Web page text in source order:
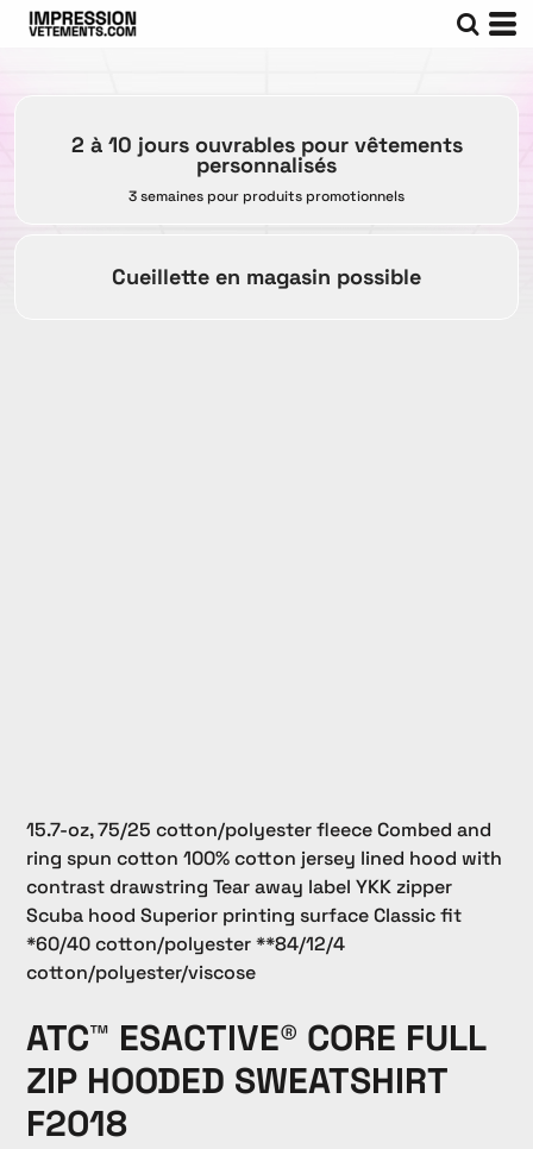
2 à 10 jours ouvrables pour vêtements
personnalisés
3 semaines pour produits promotionnels
Cueillette en magasin possible
15.7-oz, 75/25 cotton/polyester fleece Combed and
ring spun cotton 100% cotton jersey lined hood with
contrast drawstring Tear away label YKK zipper
Scuba hood Superior printing surface Classic fit
*60/40 cotton/polyester **84/12/4
cotton/polyester/viscose
ATC™ ESACTIVE® CORE FULL
ZIP HOODED SWEATSHIRT
F2018